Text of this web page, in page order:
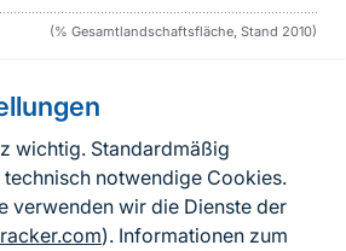
wichtig. Standardmäßig
notwendige Cookies.
verwenden wir die Dienste der
). Informationen zum
(% Gesamtlandschaftsfläche, Stand 2010)
zur Seite
Kontakt zum BfN
Kontaktformular